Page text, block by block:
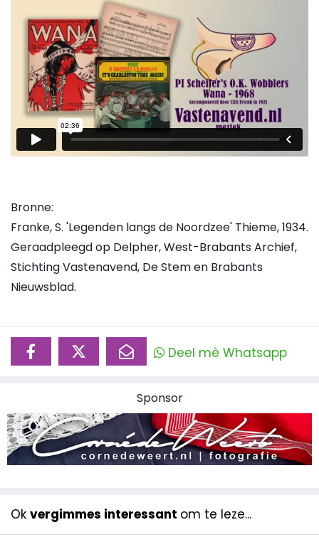
Bronne:
Franke, S. 'Legenden langs de Noordzee' Thieme, 1934.
Geraadpleegd op Delpher, West-Brabants Archief,
Stichting Vastenavend, De Stem en Brabants
Nieuwsblad.
Deel mè Whatsapp
Sponsor
Ok vergimmes interessant om te leze...